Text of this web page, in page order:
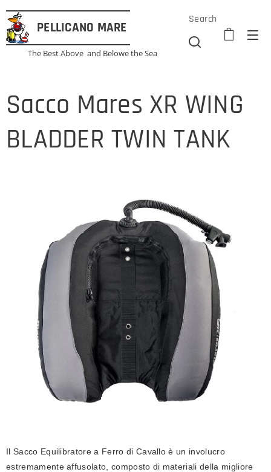
PELLICANO MARE
The Best Above and Belowe the Sea
Search
Sacco Mares XR WING
BLADDER TWIN TANK
Il Sacco Equilibratore a Ferro di Cavallo è un involucro
estremamente affusolato, composto di materiali della migliore